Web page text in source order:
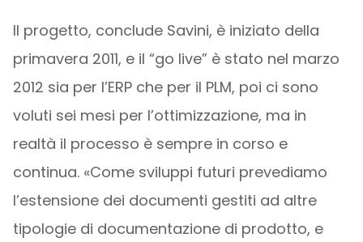
Il progetto, conclude Savini, è iniziato della
primavera 2011, e il “go live” è stato nel marzo
2012 sia per l’ERP che per il PLM, poi ci sono
voluti sei mesi per l’ottimizzazione, ma in
realtà il processo è sempre in corso e
continua. «Come sviluppi futuri prevediamo
l’estensione dei documenti gestiti ad altre
tipologie di documentazione di prodotto, e